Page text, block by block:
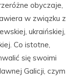
obyczaje,
w związku z
ukraińskiej,
Co istotne,
się swoimi
Galicji, czym